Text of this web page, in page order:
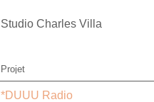
Studio Charles Villa
Projet
*DUUU Radio